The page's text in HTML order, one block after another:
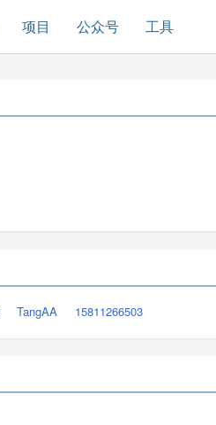
项目 公众号 工具
TangAA 15811266503